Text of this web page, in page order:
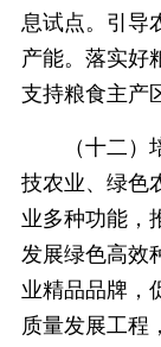
息试点。引导
产能。落实好
支持粮食主产
（十二）培
技农业、绿色
业多种功能，
发展绿色高效
业精品品牌，
质量发展工程